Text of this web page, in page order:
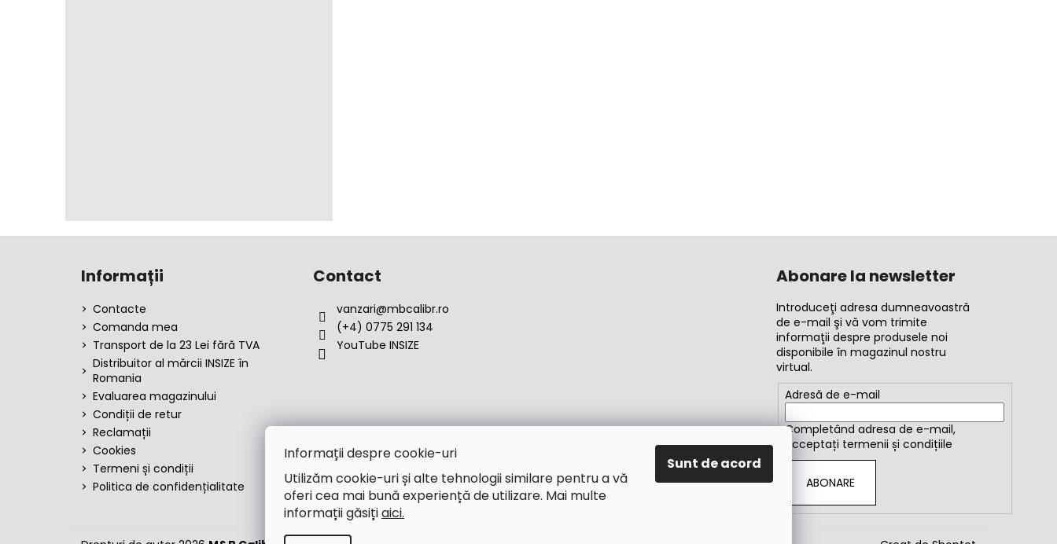
Informații despre cookie-uri
Utilizăm cookie-uri și alte tehnologii similare pentru a vă
oferi cea mai bună experiență de utilizare. Mai multe
informații găsițiaici.
Sunt de acord
Informații
Contacte
Comanda mea
Transport de la 23 Lei fără TVA
Distribuitor al mărcii INSIZE în
Romania
Evaluarea magazinului
Condiții de retur
Reclamații
Cookies
Termeni și condiții
Politica de confidențialitate
Contact
vanzari@mbcalibr.ro
(+4) 0775 291 134
YouTube INSIZE
Abonare la newsletter
Introduceţi adresa dumneavoastră
de e-mail şi vă vom trimite
informaţii despre produsele noi
disponibile în magazinul nostru
virtual.
Adresă de e-mail
Completând adresa de e-mail,
acceptați termenii și condițiile
ABONARE